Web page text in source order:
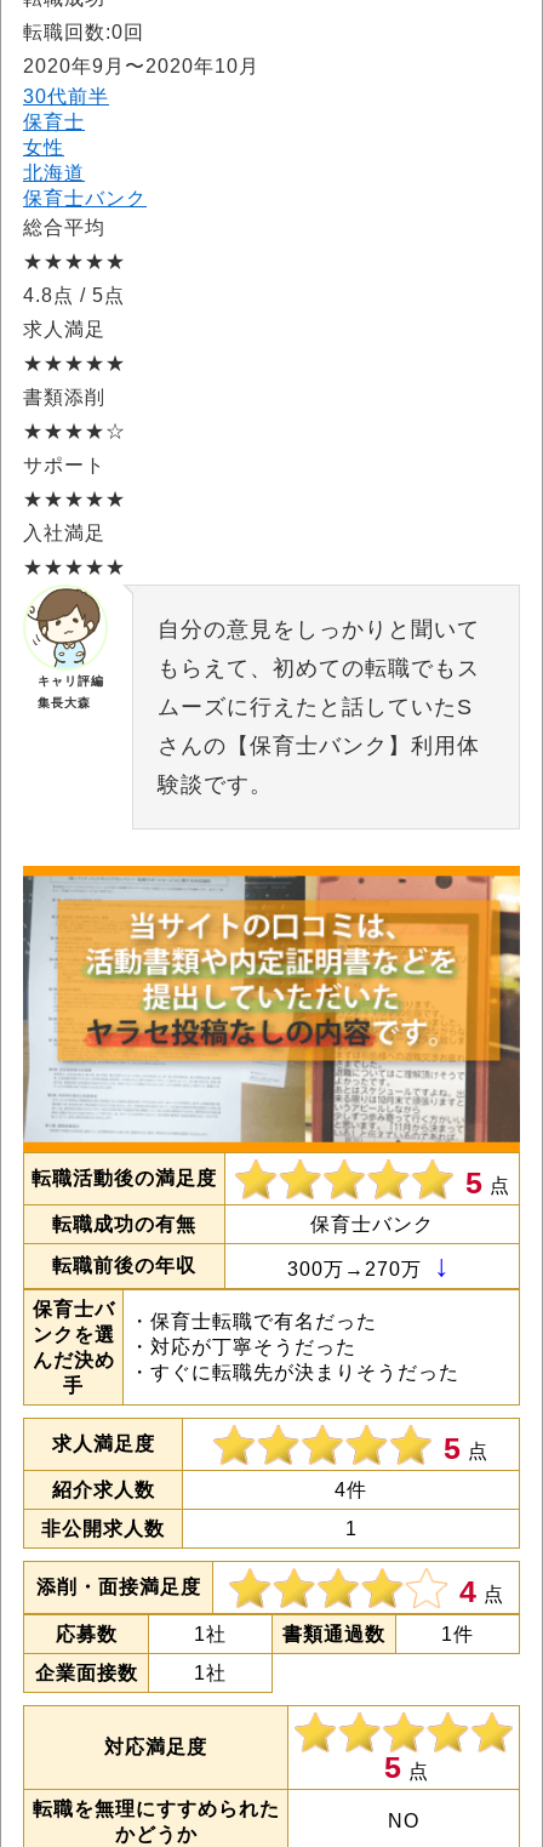
転職回数:0回
2020年9月〜2020年10月
30代前半
保育士
女性
北海道
保育士バンク
総合平均
★★★★★
4.8点 / 5点
求人満足
★★★★★
書類添削
★★★★☆
サポート
★★★★★
入社満足
★★★★★
キャリ評編
集長大森
自分の意見をしっかりと聞いて
もらえて、初めての転職でもス
ムーズに行えたと話していたS
さんの【保育士バンク】利用体
験談です。
転職活動後の満足度 5 点
転職成功の有無
保育士バンク
転職前後の年収
300万→270万 ↓
保育士バ
ンクを選
んだ決め
手
・保育士転職で有名だった
・対応が丁寧そうだった
・すぐに転職先が決まりそうだった
求人満足度 5 点
紹介求人数
4件
非公開求人数
1
添削・面接満足度 4 点
応募数
1社 書類通過数
1件
企業面接数
1社
対応満足度
5 点
転職を無理にすすめられた
かどうか
NO